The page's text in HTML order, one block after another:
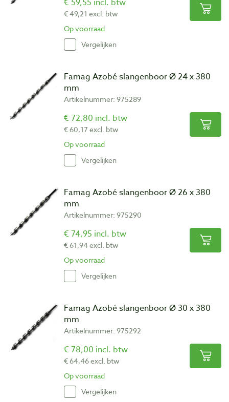
€ 49,21 excl. btw
Op voorraad
Vergelijken
Famag Azobé slangenboor Ø 24 x 380
mm
Artikelnummer: 975289
€ 72,80 incl. btw
€ 60,17 excl. btw
Op voorraad
Vergelijken
Famag Azobé slangenboor Ø 26 x 380
mm
Artikelnummer: 975290
€ 74,95 incl. btw
€ 61,94 excl. btw
Op voorraad
Vergelijken
Famag Azobé slangenboor Ø 30 x 380
mm
Artikelnummer: 975292
€ 78,00 incl. btw
€ 64,46 excl. btw
Op voorraad
Vergelijken